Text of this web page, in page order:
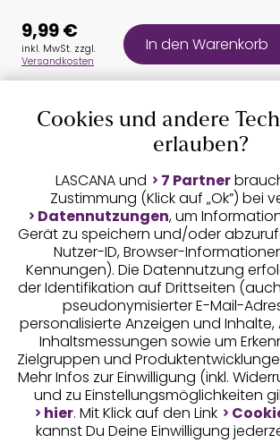
Auszeichnungen
Geprüfte Sicherheit
Unsere Apps
9,99 €
inkl. MwSt. zzgl.
Versandkosten
In den Warenkorb
Cookies und andere
erlauben?
LASCANA und 7 Partner
Zustimmung (Klick auf „Ok”) bei
Datennutzungen, um
Gerät zu speichern und/oder
Nutzer-ID, Browser-
Kennungen). Die Datennutzung
der Identifikation auf Drittseiten
pseudonymisierter E-Mail-
personalisierte Anzeigen und
Inhaltsmessungen sowie um
Zielgruppen und
Mehr Infos zur Einwilligung (inkl.
und zu Einstellungsmöglichkeiten
hier. Mit Klick auf den Link
kannst Du Deine Einwilligung